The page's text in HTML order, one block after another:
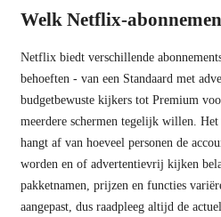
Welk Netflix-
Netflix biedt verschillende
behoeften - van een Standaard met
budgetbewuste kijkers tot Premium
meerdere schermen tegelijk willen.
hangt af van hoeveel personen de
worden en of advertentievrij kijken
pakketnamen, prijzen en functies
aangepast, dus raadpleeg altijd de